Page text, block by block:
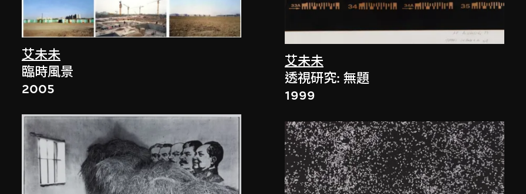
艾未未
臨時風景
2005
艾未未
透視研究: 無題
1999